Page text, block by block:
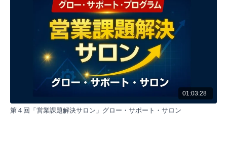
メタディスクリプション:
ソフトブレーン・サービスによる営業課題解決サロン体験
会。営業の型の継続的ブラッシュアップ方法、ロープレ習慣
化のコツ、既存顧客のファン化戦略について、科学的アプロ
ーチで実践的なノウハウを提供。グロー・サポート・プログ
ラムの詳細も紹介。
プロセス管理
継続化 科学的営業
顧客保有取り表
01:03:28
第４回「営業課題解決サロン」グロー・サポート・サロン